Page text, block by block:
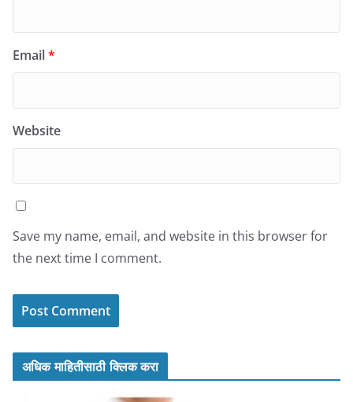
Email*
Website
Save my name, email, and website in this browser for
the next time I comment.
अधिक माहितीसाठी क्लिक करा